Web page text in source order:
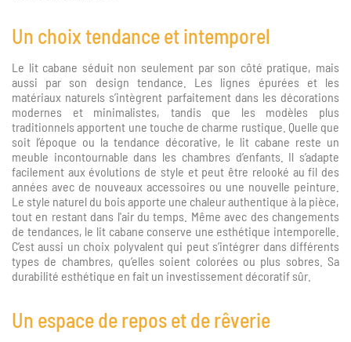
Un choix tendance et intemporel
Le lit cabane séduit non seulement par son côté pratique, mais
aussi par son design tendance. Les lignes épurées et les
matériaux naturels s’intègrent parfaitement dans les décorations
modernes et minimalistes, tandis que les modèles plus
traditionnels apportent une touche de charme rustique. Quelle que
soit l’époque ou la tendance décorative, le lit cabane reste un
meuble incontournable dans les chambres d’enfants. Il s’adapte
facilement aux évolutions de style et peut être relooké au fil des
années avec de nouveaux accessoires ou une nouvelle peinture.
Le style naturel du bois apporte une chaleur authentique à la pièce,
tout en restant dans l'air du temps. Même avec des changements
de tendances, le lit cabane conserve une esthétique intemporelle.
C’est aussi un choix polyvalent qui peut s’intégrer dans différents
types de chambres, qu’elles soient colorées ou plus sobres. Sa
durabilité esthétique en fait un investissement décoratif sûr.
Un espace de repos et de rêverie